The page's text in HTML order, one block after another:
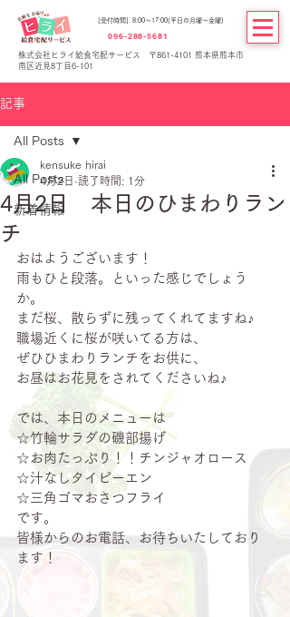
[受付時間] 8:00～17:00(平日の月曜～金曜)
096-288-5681
株式会社ヒライ給食宅配サービス 〒861-4101 熊本県熊本市
南区近見8丁目6-101
記事
All Posts
新着情報
All Posts
4月2日 本日のひまわりラン
チ
kensuke hirai
4月2日 読了時間: 1分
おはようございます！
雨もひと段落。といった感じでしょう
か。
まだ桜、散らずに残ってくれてますね♪
職場近くに桜が咲いてる方は、
ぜひひまわりランチをお供に、
お昼はお花見をされてくださいね♪
では、本日のメニューは
☆竹輪サラダの磯部揚げ
☆お肉たっぷり！！チンジャオロース
☆汁なしタイピーエン
☆三角ゴマおさつフライ
です。
皆様からのお電話、お待ちいたしており
ます！